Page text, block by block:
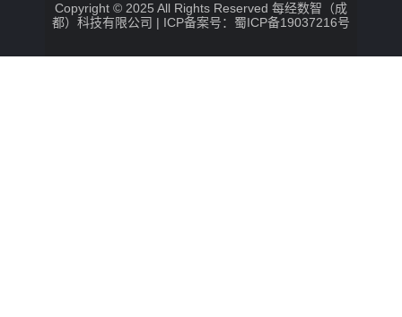
Copyright © 2025 All Rights Reserved 每经数智（成
都）科技有限公司 | ICP备案号：蜀ICP备19037216号